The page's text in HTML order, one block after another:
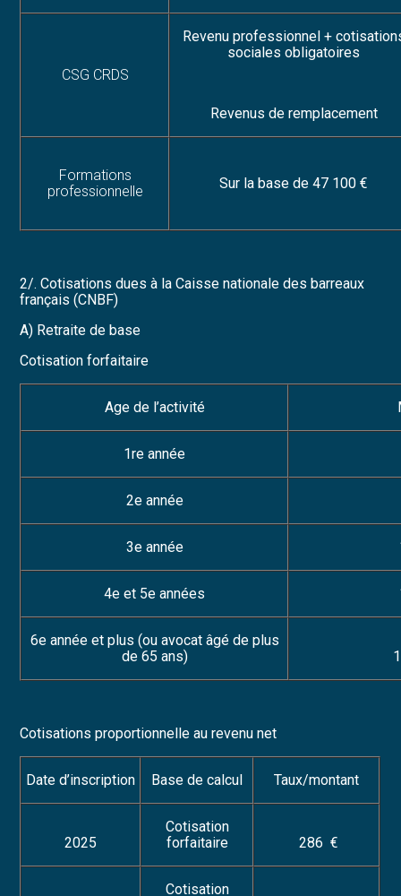
CSG CRDS
Revenu professionnel +
sociales obligatoires
Revenus de remplacement
Formations
professionnelle
Sur la base de 47 100 €
2/. Cotisations dues à la Caisse nationale des barreaux
français (CNBF)
A) Retraite de base
Cotisation forfaitaire
Age de l’activité
1re année
2eannée
3eannée
4e et 5e années
6eannée et plus (ou avocat âgé de plus
de 65 ans)
Cotisations proportionnelle au revenu net
Date d’inscription Base de calcul Taux/montant
2025
Cotisation
forfaitaire
286 €
Cotisation